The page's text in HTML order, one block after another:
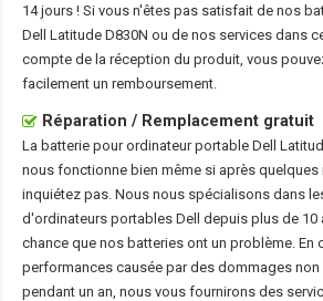
14 jours ! Si vous n'êtes pas satisfait de nos
Dell Latitude D830N ou de nos services dans
compte de la réception du produit, vous
facilement un remboursement.
Réparation / Remplacement gratuit
La batterie pour ordinateur portable Dell
nous fonctionne bien même si après quelques
inquiétez pas. Nous nous spécialisons dans
d'ordinateurs portables Dell depuis plus de 10
chance que nos batteries ont un problème. En
performances causée par des dommages
pendant un an, nous vous fournirons des